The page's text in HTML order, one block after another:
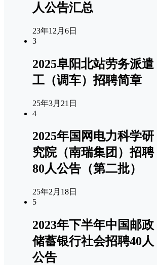
人公告汇总
23年12月6日
3
2025阜阳北站劳务派遣
工（调车）招聘简章
25年3月21日
4
2025年国网电力科学研
究院（南瑞集团）招聘
80人公告（第二批）
25年2月18日
5
2023年下半年中国邮政
储蓄银行社会招聘40人
公告